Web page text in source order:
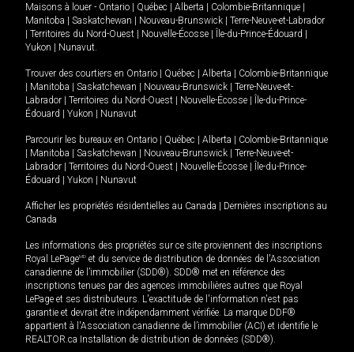
Maisons à louer - Ontario Québec Alberta Colombie-Britannique
Manitoba
Saskatchewan Nouveau-Brunswick
Terre-Neuve-et-Labrador
Territoires du Nord-Ouest Nouvelle-Écosse Île-du-Prince-Édouard
Yukon
Nunavut.
Trouver des courtiers en Ontario Québec Alberta
Colombie-Britannique
Manitoba Saskatchewan Nouveau-Brunswick
Terre-Neuve-et-
Labrador
Territoires du Nord-Ouest Nouvelle-Écosse
Île-du-Prince-
Édouard
Yukon Nunavut
Parcourir les bureaux en Ontario Québec Alberta
Colombie-Britannique
Manitoba Saskatchewan Nouveau-Brunswick
Terre-Neuve-et-
Labrador
Territoires du Nord-Ouest Nouvelle-Écosse
Île-du-Prince-
Édouard
Yukon Nunavut
Afficher les propriétés résidentielles au Canada
Dernières inscriptions au
Canada
Les informations des propriétés sur ce site proviennent des inscriptions
Royal LePageMD et du service de distribution de données de l'Association
canadienne de l’immobilier (SDD®). SDD® met en référence des
inscriptions tenues par des agences immobilières autres que Royal
LePage et ses distributeurs. L'exactitude de l'information n'est pas
garantie et devrait être indépendamment vérifiée. La marque DDF®
appartient à l'Association canadienne de l’immobilier (ACI) et identifie le
REALTOR.ca Installation de distribution de données (SDD®).